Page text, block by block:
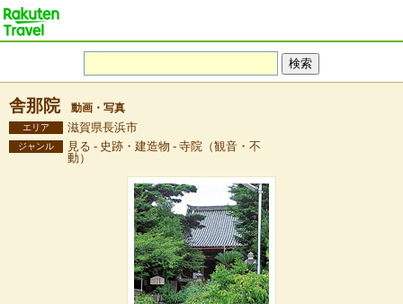
舎那院 動画・写真
エリア 滋賀県長浜市
ジャンル
見る - 史跡・建造物 - 寺院（観音・不
動）